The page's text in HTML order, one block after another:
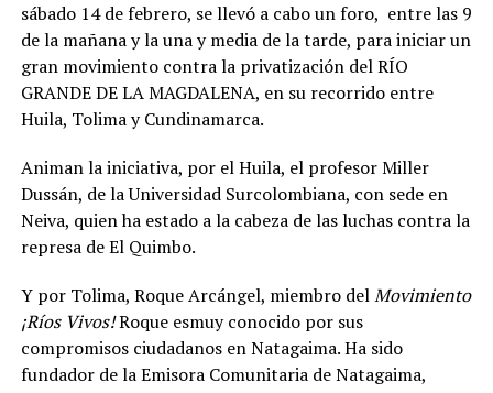
sábado 14 de febrero, se llevó a cabo un foro, entre las 9
de la mañana y la una y media de la tarde, para iniciar un
gran movimiento contra la privatización del RÍO
GRANDE DE LA MAGDALENA, en su recorrido entre
Huila, Tolima y Cundinamarca.
Animan la iniciativa, por el Huila, el profesor Miller
Dussán, de la Universidad Surcolombiana, con sede en
Neiva, quien ha estado a la cabeza de las luchas contra la
represa de El Quimbo.
Y por Tolima, Roque Arcángel, miembro delMovimiento
¡Ríos Vivos!Roque esmuy conocido por sus
compromisos ciudadanos en Natagaima. Ha sido
fundador de la Emisora Comunitaria de Natagaima,